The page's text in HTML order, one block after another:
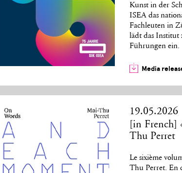
Kunst in der
ISEA das
Fachleuten in
lädt das Institut
Führungen ein.
Media
19.05.2026
[in French]
Thu Perret
Le sixième
Thu Perret. En